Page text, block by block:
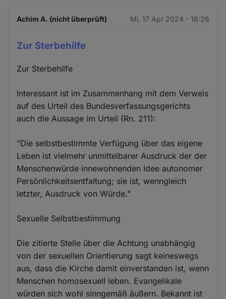
Achim A. (nicht überprüft) Mi. 17 Apr 2024 - 16:26
Zur Sterbehilfe
Zur Sterbehilfe
Interessant ist im Zusammenhang mit dem Verweis
auf des Urteil des Bundesverfassungsgerichts
auch die Aussage im Urteil (Rn. 211):
"Die selbstbestimmte Verfügung über das eigene
Leben ist vielmehr unmittelbarer Ausdruck der der
Menschenwürde innewohnenden Idee autonomer
Persönlichkeitsentfaltung; sie ist, wenngleich
letzter, Ausdruck von Würde."
Sexuelle Selbstbestimmung
Die zitierte Stelle über die Achtung unabhängig
von der sexuellen Orientierung sagt keineswegs
aus, dass die Kirche damit einverstanden ist, wenn
Menschen homosexuell leben. Evangelikale
würden sich wohl sinngemäß äußern. Bekannt ist